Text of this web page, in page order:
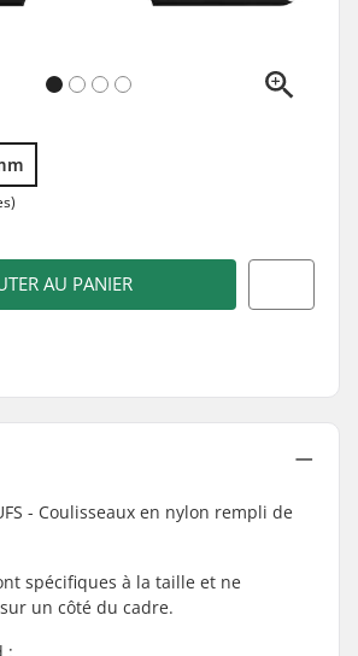
AU PANIER
- Coulisseaux en nylon rempli de
spécifiques à la taille et ne
un côté du cadre.